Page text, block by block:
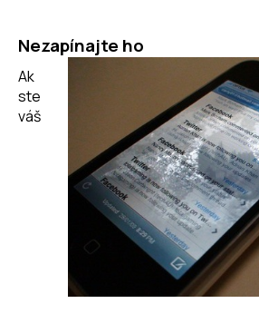
Nezapínajte ho
Ak
ste
váš
HĽADAŤ